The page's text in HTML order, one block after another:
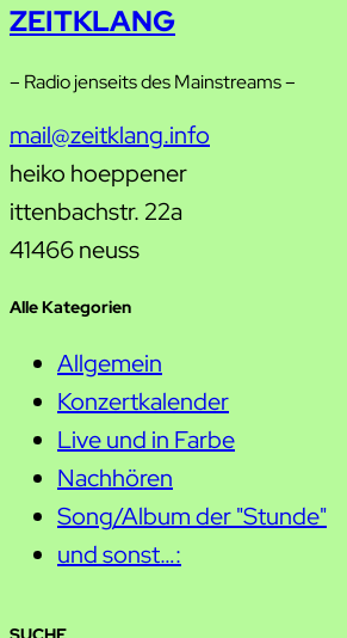
ZEITKLANG
– Radio jenseits des Mainstreams –
mail@zeitklang.info
heiko hoeppener
ittenbachstr. 22a
41466 neuss
Alle Kategorien
Allgemein
Konzertkalender
Live und in Farbe
Nachhören
Song/Album der "Stunde"
und sonst…: